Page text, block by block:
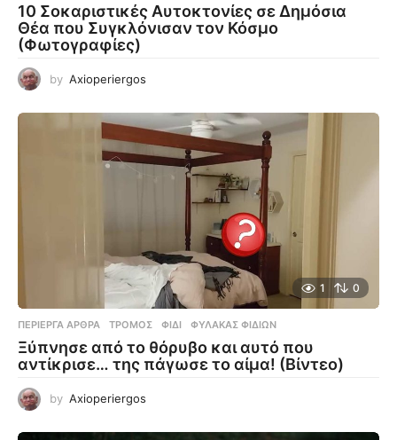
10 Σοκαριστικές Αυτοκτονίες σε Δημόσια
Θέα που Συγκλόνισαν τον Κόσμο
(Φωτογραφίες)
by Axioperiergos
1 0
ΠΕΡΊΕΡΓΑ ΆΡΘΡΑ ΤΡΌΜΟΣ ,ΦΊΔΙ ,ΦΎΛΑΚΑΣ ΦΙΔΙΏΝ
Ξύπνησε από το θόρυβο και αυτό που
αντίκρισε… της πάγωσε το αίμα! (Βίντεο)
by Axioperiergos